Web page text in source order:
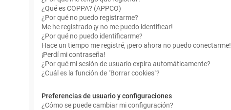
¿Qué es COPPA? (APPCO)
¿Por qué no puedo registrarme?
Me he registrado ¡y no me puedo identificar!
¿Por qué no puedo identificarme?
Hace un tiempo me registré, ¡pero ahora no puedo conectarme!
¡Perdí mi contraseña!
¿Por qué mi sesión de usuario expira automáticamente?
¿Cuál es la función de "Borrar cookies"?
Preferencias de usuario y configuraciones
¿Cómo se puede cambiar mi configuración?